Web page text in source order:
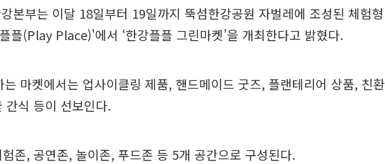
본부는 이달 18일부터 19일까지 뚝섬한강공원 자벌레에 조성된 체험형
플(Play Place)'에서 ‘한강플플 그린마켓’을 개최한다고 밝혔다.
마켓에서는 업사이클링 제품, 핸드메이드 굿즈, 플랜테리어 상품, 친환
간식 등이 선보인다.
존, 공연존, 놀이존, 푸드존 등 5개 공간으로 구성된다.